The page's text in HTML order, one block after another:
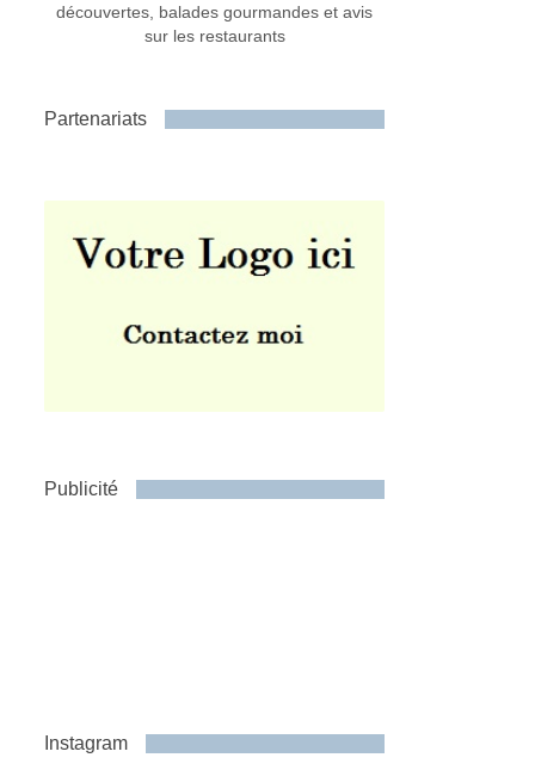
découvertes, balades gourmandes et avis
sur les restaurants
Partenariats
Publicité
Instagram